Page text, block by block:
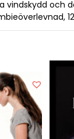
vindskydd och